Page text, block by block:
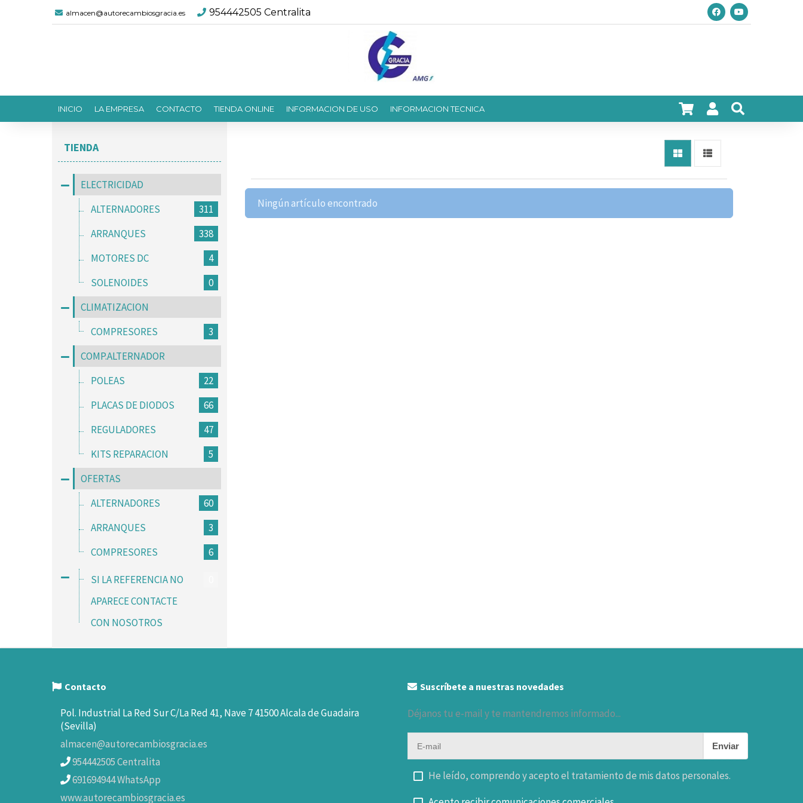
almacen@autorecambiosgracia.es 954442505 Centralita
INICIO LA EMPRESA CONTACTO TIENDA ONLINE INFORMACION DE USO INFORMACION TECNICA
TIENDA
ELECTRICIDAD
ALTERNADORES
311
ARRANQUES
338
MOTORES DC
4
SOLENOIDES
0
CLIMATIZACION
COMPRESORES
3
COMP.ALTERNADOR
POLEAS
22
PLACAS DE DIODOS
66
REGULADORES
47
KITS REPARACION
5
OFERTAS
ALTERNADORES
60
ARRANQUES
3
COMPRESORES
6
SI LA REFERENCIA NO
APARECE CONTACTE
CON NOSOTROS
Ningún artículo encontrado
Contacto
Pol. Industrial La Red Sur C/La Red 41, Nave 7 41500 Alcala de Guadaira
(Sevilla)
almacen@autorecambiosgracia.es
954442505 Centralita
691694944 WhatsApp
www.autorecambiosgracia.es
Suscríbete a nuestras novedades
Déjanos tu e-mail y te mantendremos informado...
Enviar
He leído, comprendo y acepto el tratamiento de mis datos personales.